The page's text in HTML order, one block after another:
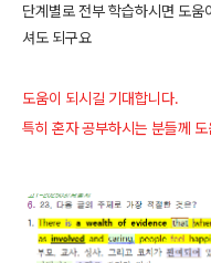
단계별로 전부 학습하시면 도
셔도 되구요
도움이 되시길 기대합니다.
특히 혼자 공부하시는 분들께